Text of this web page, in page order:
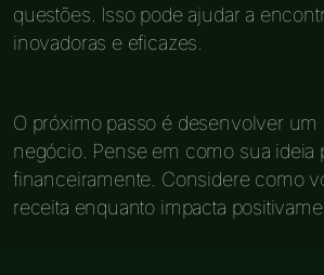
questões. Isso pode ajudar a
inovadoras e eficazes.
O próximo passo é desenvolver um
negócio. Pense em como sua ideia
financeiramente. Considere como
receita enquanto impacta